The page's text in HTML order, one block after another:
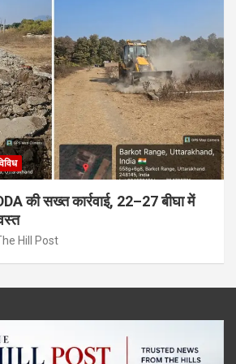
की सख्त कार्रवाई, 22–27 बीघा में
Hill Post